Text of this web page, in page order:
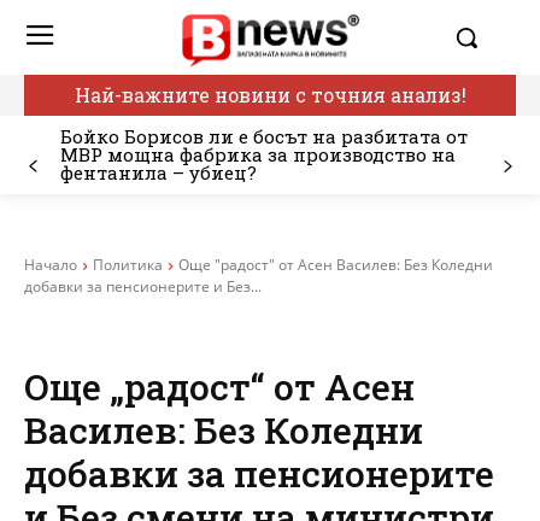
Най-важните новини с точния анализ!
Бойко Борисов ли е босът на разбитата от
МВР мощна фабрика за производство на
фентанила – убиец?
Начало Политика
Още "радост" от Асен Василев: Без Коледни
добавки за пенсионерите и Без...
Още „радост“ от Асен
Василев: Без Коледни
добавки за пенсионерите